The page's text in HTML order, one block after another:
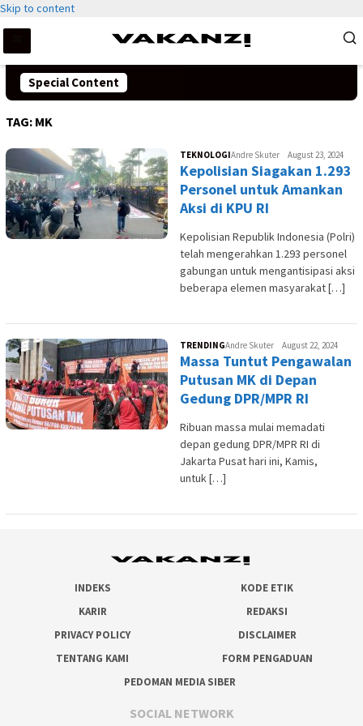
Skip to content
Special Content
TAG: MK
TEKNOLOGIAndre Skuter August 23, 2024
Kepolisian Siagakan 1.293
Personel untuk Amankan
Aksi di KPU RI
Kepolisian Republik Indonesia (Polri)
telah mengerahkan 1.293 personel
gabungan untuk mengantisipasi aksi
beberapa elemen masyarakat […]
TRENDINGAndre Skuter August 22, 2024
Massa Tuntut Pengawalan
Putusan MK di Depan
Gedung DPR/MPR RI
Ribuan massa mulai memadati
depan gedung DPR/MPR RI di
Jakarta Pusat hari ini, Kamis,
untuk […]
INDEKS
KODE ETIK
KARIR
REDAKSI
PRIVACY POLICY
DISCLAIMER
TENTANG KAMI
FORM PENGADUAN
PEDOMAN MEDIA SIBER
SOCIAL NETWORK